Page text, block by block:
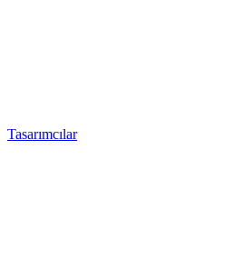
Tasarımcılar